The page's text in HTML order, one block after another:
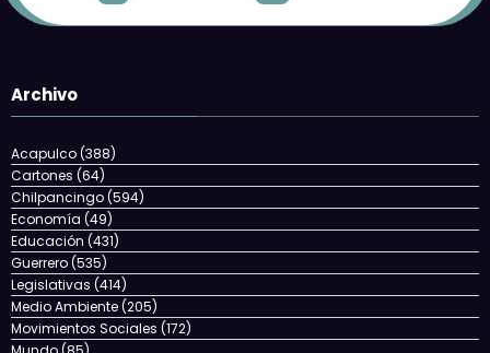
Archivo
Acapulco(388)
Cartones (64)
Chilpancingo(594)
Economía (49)
Educación (431)
Guerrero(535)
Legislativas (414)
Medio Ambiente(205)
Movimientos Sociales (172)